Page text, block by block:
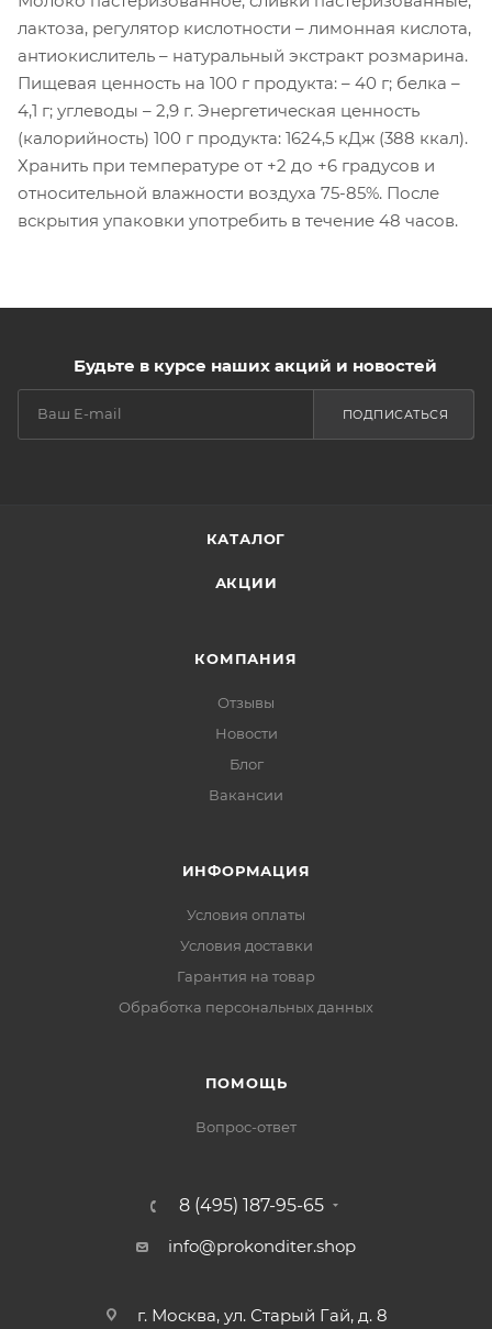
лактоза, регулятор кислотности – лимонная кислота,
антиокислитель – натуральный экстракт розмарина.
Пищевая ценность на 100 г продукта: – 40 г; белка –
4,1 г; углеводы – 2,9 г. Энергетическая ценность
(калорийность) 100 г продукта: 1624,5 кДж (388 ккал).
Хранить при температуре от +2 до +6 градусов и
относительной влажности воздуха 75-85%. После
вскрытия упаковки употребить в течение 48 часов.
Будьте в курсе наших акций и новостей
ПОДПИСАТЬСЯ
КАТАЛОГ
АКЦИИ
КОМПАНИЯ
Отзывы
Новости
Блог
Вакансии
ИНФОРМАЦИЯ
Условия оплаты
Условия доставки
Гарантия на товар
Обработка персональных данных
ПОМОЩЬ
Вопрос-ответ
8 (495) 187-95-65
info@prokonditer.shop
г. Москва, ул. Старый Гай, д. 8